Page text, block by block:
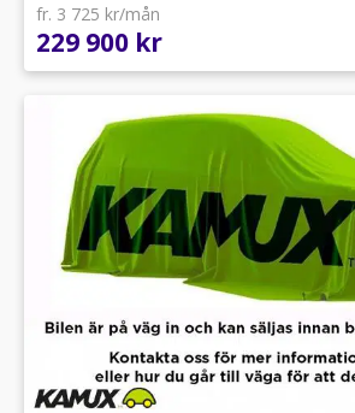
fr. 3 725 kr/mån
229 900 kr